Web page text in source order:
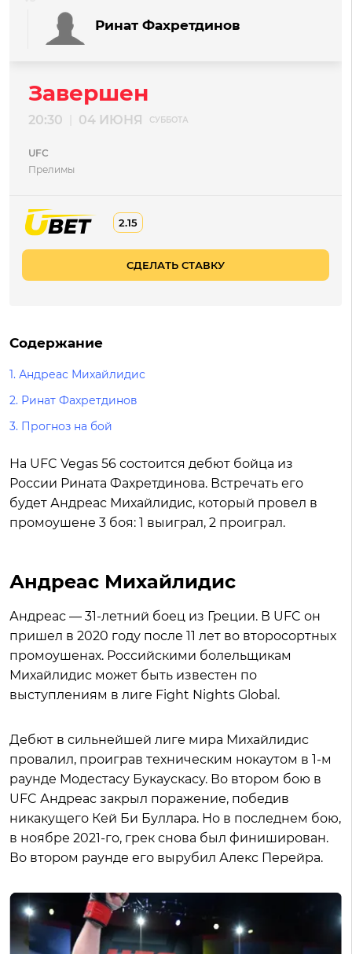
Ринат Фахретдинов
Завершен
20:30 04 ИЮНЯ СУББОТА
UFC
Прелимы
2.15
СДЕЛАТЬ СТАВКУ
Содержание
1. Андреас Михайлидис
2. Ринат Фахретдинов
3. Прогноз на бой
На UFC Vegas 56 состоится дебют бойца из
России Рината Фахретдинова. Встречать его
будет Андреас Михайлидис, который провел в
промоушене 3 боя: 1 выиграл, 2 проиграл.
Андреас Михайлидис
Андреас — 31-летний боец из Греции. В UFC он
пришел в 2020 году после 11 лет во второсортных
промоушенах. Российскими болельщикам
Михайлидис может быть известен по
выступлениям в лиге Fight Nights Global.
Дебют в сильнейшей лиге мира Михайлидис
провалил, проиграв техническим нокаутом в 1-м
раунде Модестасу Букаускасу. Во втором бою в
UFC Андреас закрыл поражение, победив
никакущего Кей Би Буллара. Но в последнем бою,
в ноябре 2021-го, грек снова был финиширован.
Во втором раунде его вырубил Алекс Перейра.